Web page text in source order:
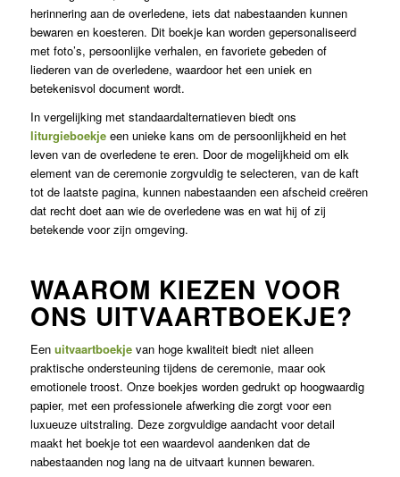
herinnering aan de overledene, iets dat nabestaanden kunnen
bewaren en koesteren. Dit boekje kan worden gepersonaliseerd
met foto’s, persoonlijke verhalen, en favoriete gebeden of
liederen van de overledene, waardoor het een uniek en
betekenisvol document wordt.
In vergelijking met standaardalternatieven biedt ons
liturgieboekjeeen unieke kans om de persoonlijkheid en het
leven van de overledene te eren. Door de mogelijkheid om elk
element van de ceremonie zorgvuldig te selecteren, van de kaft
tot de laatste pagina, kunnen nabestaanden een afscheid creëren
dat recht doet aan wie de overledene was en wat hij of zij
betekende voor zijn omgeving.
WAAROM KIEZEN VOOR
ONS UITVAARTBOEKJE?
Een uitvaartboekjevan hoge kwaliteit biedt niet alleen
praktische ondersteuning tijdens de ceremonie, maar ook
emotionele troost. Onze boekjes worden gedrukt op hoogwaardig
papier, met een professionele afwerking die zorgt voor een
luxueuze uitstraling. Deze zorgvuldige aandacht voor detail
maakt het boekje tot een waardevol aandenken dat de
nabestaanden nog lang na de uitvaart kunnen bewaren.